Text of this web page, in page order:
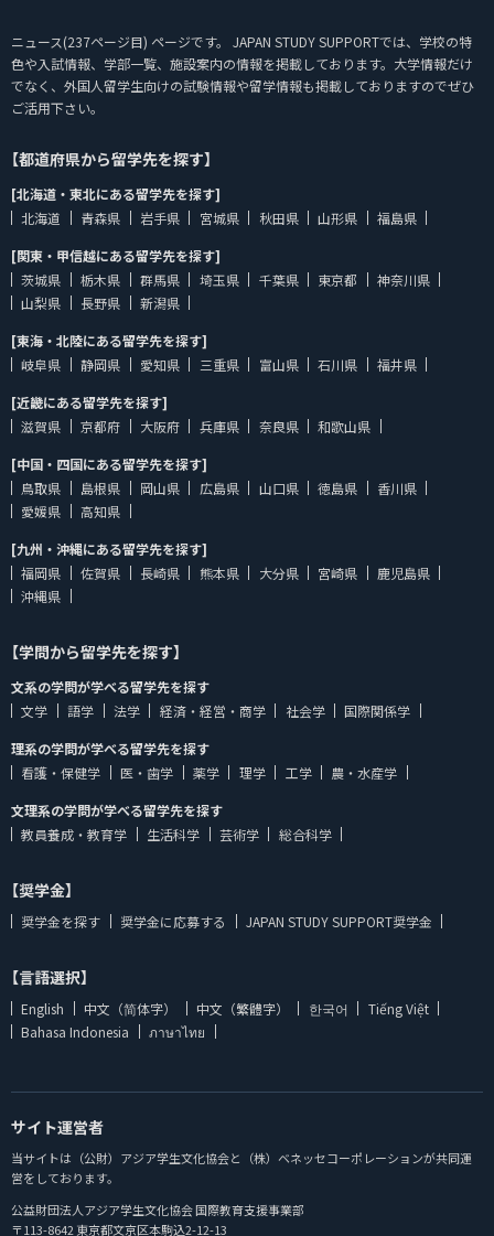
ニュース(237ページ目) ページです。 JAPAN STUDY SUPPORTでは、学校の特
色や入試情報、学部一覧、施設案内の情報を掲載しております。大学情報だけ
でなく、外国人留学生向けの試験情報や留学情報も掲載しておりますのでぜひ
ご活用下さい。
【都道府県から留学先を探す】
[北海道・東北にある留学先を探す]
北海道
青森県 岩手県 宮城県 秋田県 山形県
福島県
[関東・甲信越にある留学先を探す]
茨城県
栃木県 群馬県 埼玉県 千葉県 東京都
神奈川県
山梨県
長野県
新潟県
[東海・北陸にある留学先を探す]
岐阜県
静岡県 愛知県 三重県 富山県 石川県
福井県
[近畿にある留学先を探す]
滋賀県
京都府 大阪府 兵庫県 奈良県
和歌山県
[中国・四国にある留学先を探す]
鳥取県
島根県 岡山県 広島県 山口県 徳島県
香川県
愛媛県
高知県
[九州・沖縄にある留学先を探す]
福岡県
佐賀県 長崎県 熊本県 大分県 宮崎県
鹿児島県
沖縄県
【学問から留学先を探す】
文系の学問が学べる留学先を探す
文学
語学 法学 経済・経営・商学 社会学
国際関係学
理系の学問が学べる留学先を探す
看護・保健学
医・歯学 薬学 理学 工学
農・水産学
文理系の学問が学べる留学先を探す
教員養成・教育学
生活科学 芸術学 総合科学
【奨学金】
奨学金を探す 奨学金に応募する JAPAN STUDY SUPPORT奨学金
【言語選択】
English 中文（简体字） 中文（繁體字） 한국어
Tiếng Việt
Bahasa Indonesia
ภาษาไทย
サイト運営者
当サイトは（公財）アジア学生文化協会と（株）ベネッセコーポレーションが共同運
営をしております。
公益財団法人アジア学生文化協会 国際教育支援事業部
〒113-8642 東京都文京区本駒込2-12-13